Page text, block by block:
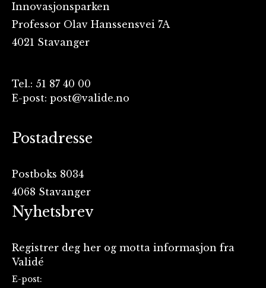
Innovasjonsparken
Professor Olav Hanssensvei 7A
4021 Stavanger
Tel.: 51 87 40 00
E-post: post@valide.no
Postadresse
Postboks 8034
4068 Stavanger
Nyhetsbrev
Registrer deg her og motta informasjon fra
Validé
E-post: